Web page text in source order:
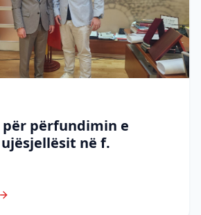
për përfundimin e
në f.